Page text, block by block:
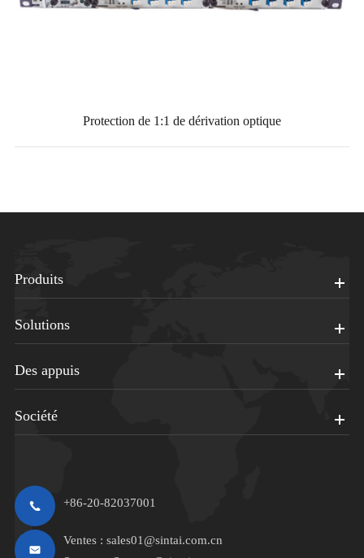
Protection de 1:1 de dérivation optique
Produits
Solutions
Des appuis
Société
+86-20-82037001
Ventes : sales01@sintai.com.cn